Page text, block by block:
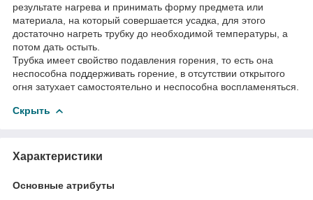
результате нагрева и принимать форму предмета или
материала, на который совершается усадка, для этого
достаточно нагреть трубку до необходимой температуры, а
потом дать остыть.
Трубка имеет свойство подавления горения, то есть она
неспособна поддерживать горение, в отсутствии открытого
огня затухает самостоятельно и неспособна воспламеняться.
Скрыть
Характеристики
Основные атрибуты